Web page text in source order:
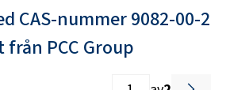
CAS-nummer 9082-00-2
PCC Group